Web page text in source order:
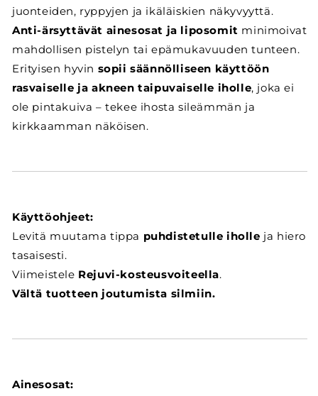
juonteiden, ryppyjen ja ikäläiskien näkyvyyttä.
Anti-ärsyttävät ainesosat ja liposomit minimoivat
mahdollisen pistelyn tai epämukavuuden tunteen.
Erityisen hyvin sopii säännölliseen käyttöön
rasvaiselle ja akneen taipuvaiselle iholle, joka ei
ole pintakuiva – tekee ihosta sileämmän ja
kirkkaamman näköisen.
Käyttöohjeet:
Levitä muutama tippa puhdistetulle iholle ja hiero
tasaisesti.
Viimeistele Rejuvi-kosteusvoiteella.
Vältä tuotteen joutumista silmiin.
Ainesosat: